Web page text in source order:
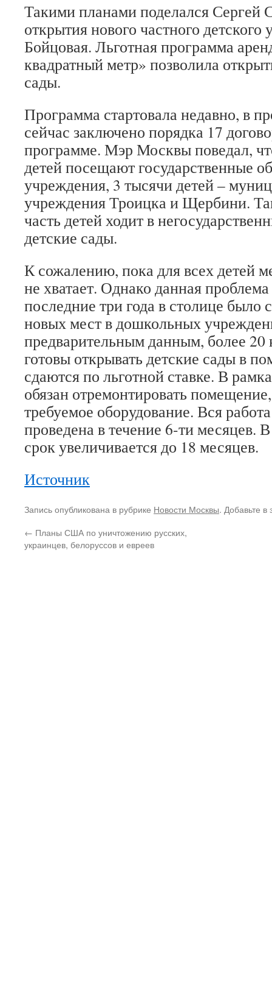
Такими планами поделался Сергей
открытия нового частного
Бойцовая. Льготная программа
квадратный метр» позволила
сады.
Программа стартовала недавно, в
сейчас заключено порядка 17
программе. Мэр Москвы поведал,
детей посещают государственные
учреждения, 3 тысячи детей –
учреждения Троицка и Щербини.
часть детей ходит в
детские сады.
К сожалению, пока для всех детей
не хватает. Однако данная
последние три года в столице было
новых мест в дошкольных
предварительным данным, более
готовы открывать детские сады в
сдаются по льготной ставке. В
обязан отремонтировать
требуемое оборудование. Вся
проведена в течение 6-ти месяцев.
срок увеличивается до 18 месяцев.
Источник
Запись опубликована в рубрике Новости Москвы. Добавьте в
← Планы США по уничтожению русских,
украинцев, белоруссов и евреев